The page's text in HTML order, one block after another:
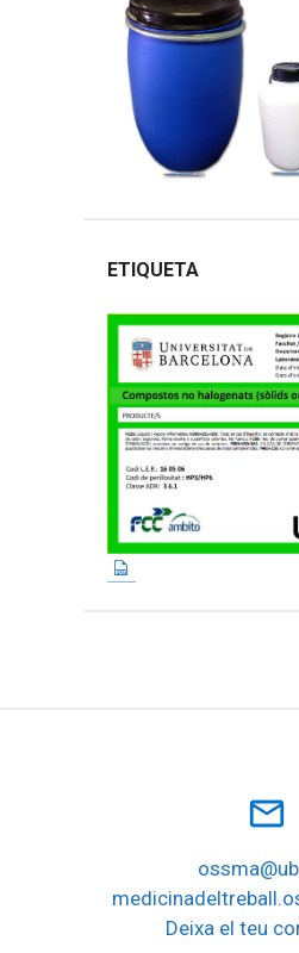
ETIQUETA
mail_outline
Deixa el teu